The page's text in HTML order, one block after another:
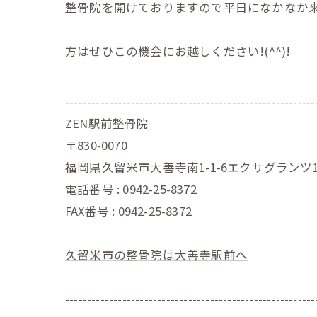
整骨院を開けておりますので平日になかなか
方はぜひこの機会にお越しください!(^^)!
ZEN駅前整骨院
〒830-0070
福岡県久留米市大善寺南1-1-6エクサグランツ
電話番号 : 0942-25-8372
FAX番号 : 0942-25-8372
久留米市の整骨院は大善寺駅前へ